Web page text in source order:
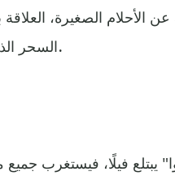
الأحلام الصغيرة، العلاقة
السحر الذي فقدناه في الطفولة.
يبتلع فيلًا، فيستغرب